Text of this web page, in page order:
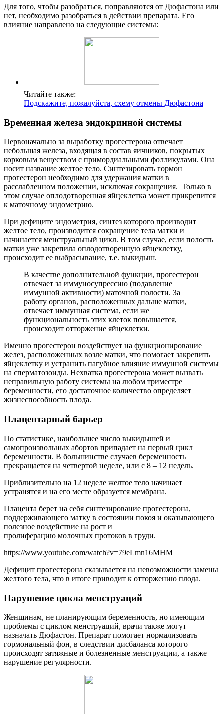
Для того, чтобы разобраться, поправляются от Дюфастона или
нет, необходимо разобраться в действии препарата. Его
влияние направлено на следующие системы:
Читайте также:
Подскажите, пожалуйста, схему отмены Дюфастона
Временная железа эндокринной системы
Первоначально за выработку прогестерона отвечает
небольшая железа, входящая в состав яичников, покрытых
корковым веществом с примордиальными фолликулами. Она
носит название желтое тело. Синтезировать гормон
прогестерон необходимо для удержания матки в
расслабленном положении, исключая сокращения. Только в
этом случае оплодотворенная яйцеклетка может прикрепится
к маточному эндометрию.
При дефиците эндометрия, синтез которого производит
желтое тело, производится сокращение тела матки и
начинается менструальный цикл. В том случае, если полость
матки уже закрепила оплодотворенную яйцеклетку,
происходит ее выбрасывание, т.е. выкидыш.
В качестве дополнительной функции, прогестерон
отвечает за иммуносупрессию (подавление
иммунной активности) маточной полости. За
работу органов, расположенных дальше матки,
отвечает иммунная система, если же
функциональность этих клеток повышается,
происходит отторжение яйцеклетки.
Именно прогестерон воздействует на функционирование
желез, расположенных возле матки, что помогает закрепить
яйцеклетку и устранить пагубное влияние иммунной системы
на сперматозоиды. Нехватка прогестерона может вызвать
неправильную работу системы на любом триместре
беременности, его достаточное количество определяет
жизнеспособность плода.
Плацентарный барьер
По статистике, наибольшее число выкидышей и
самопроизвольных абортов припадает на первый цикл
беременности. В большинстве случаев беременность
прекращается на четвертой неделе, или с 8 – 12 недель.
Приблизительно на 12 неделе желтое тело начинает
устранятся и на его месте образуется мембрана.
Плацента берет на себя синтезирование прогестерона,
поддерживающего матку в состоянии покоя и оказывающего
полезное воздействие на рост и
пролиферацию молочных протоков в груди.
https://www.youtube.com/watch?v=79eLmn16MHM
Дефицит прогестерона сказывается на невозможности замены
желтого тела, что в итоге приводит к отторжению плода.
Нарушение цикла менструаций
Женщинам, не планирующим беременность, но имеющим
проблемы с циклом менструаций, врачи также могут
назначать Дюфастон. Препарат помогает нормализовать
гормональный фон, в следствии дисбаланса которого
происходят затяжные и болезненные менструации, а также
нарушение регулярности.